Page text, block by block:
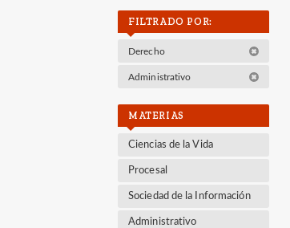
FILTRADO POR:
Derecho
Administrativo
MATERIAS
Ciencias de la Vida
Procesal
Sociedad de la Información
Administrativo